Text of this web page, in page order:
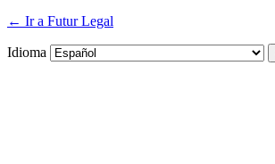
← Ir a Futur Legal
Idioma